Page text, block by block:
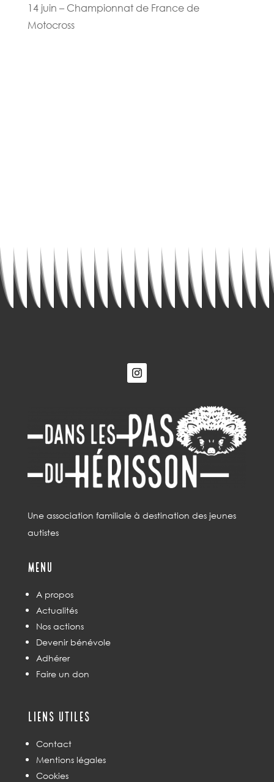
14 juin – Championnat de France de
Motocross
Une association familiale à destination des jeunes
autistes
Menu
A propos
Actualités
Nos actions
Devenir bénévole
Adhérer
Faire un don
Liens utiles
Contact
Mentions légales
Cookies